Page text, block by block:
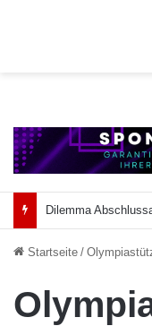
Startseite /